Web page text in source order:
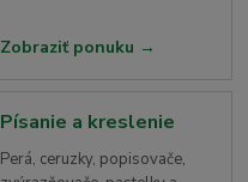
Zobraziť ponuku
Písanie a kreslenie
Perá, ceruzky, popisovače,